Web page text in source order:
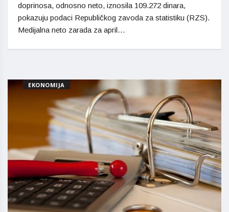
doprinosa, odnosno neto, iznosila 109.272 dinara,
pokazuju podaci Republičkog zavoda za statistiku (RZS).
Medijalna neto zarada za april…
EKONOMIJA